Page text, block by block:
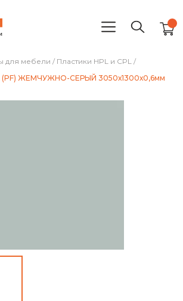
для мебели / Пластики HPL и CPL /
(PF) ЖЕМЧУЖНО-СЕРЫЙ 3050х1300х0,6мм